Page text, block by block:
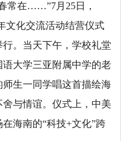
常在……”7月25日，
文化交流活动结营仪式
。当天下午，学校礼堂
大学三亚附属中学的老
生一同学唱这首描绘海
与情谊。仪式上，中美
海南的“科技+文化”跨